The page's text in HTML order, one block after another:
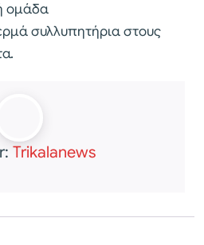
ομάδα
συλλυπητήρια στους
Trikalanews